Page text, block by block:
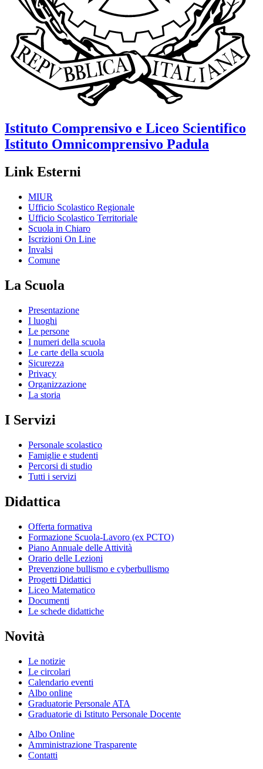
Istituto Comprensivo e Liceo Scientifico
Istituto Omnicomprensivo Padula
Link Esterni
MIUR
Ufficio Scolastico Regionale
Ufficio Scolastico Territoriale
Scuola in Chiaro
Iscrizioni On Line
Invalsi
Comune
La Scuola
Presentazione
I luoghi
Le persone
I numeri della scuola
Le carte della scuola
Sicurezza
Privacy
Organizzazione
La storia
I Servizi
Personale scolastico
Famiglie e studenti
Percorsi di studio
Tutti i servizi
Didattica
Offerta formativa
Formazione Scuola-Lavoro (ex PCTO)
Piano Annuale delle Attività
Orario delle Lezioni
Prevenzione bullismo e cyberbullismo
Progetti Didattici
Liceo Matematico
Documenti
Le schede didattiche
Novità
Le notizie
Le circolari
Calendario eventi
Albo online
Graduatorie Personale ATA
Graduatorie di Istituto Personale Docente
Albo Online
Amministrazione Trasparente
Contatti